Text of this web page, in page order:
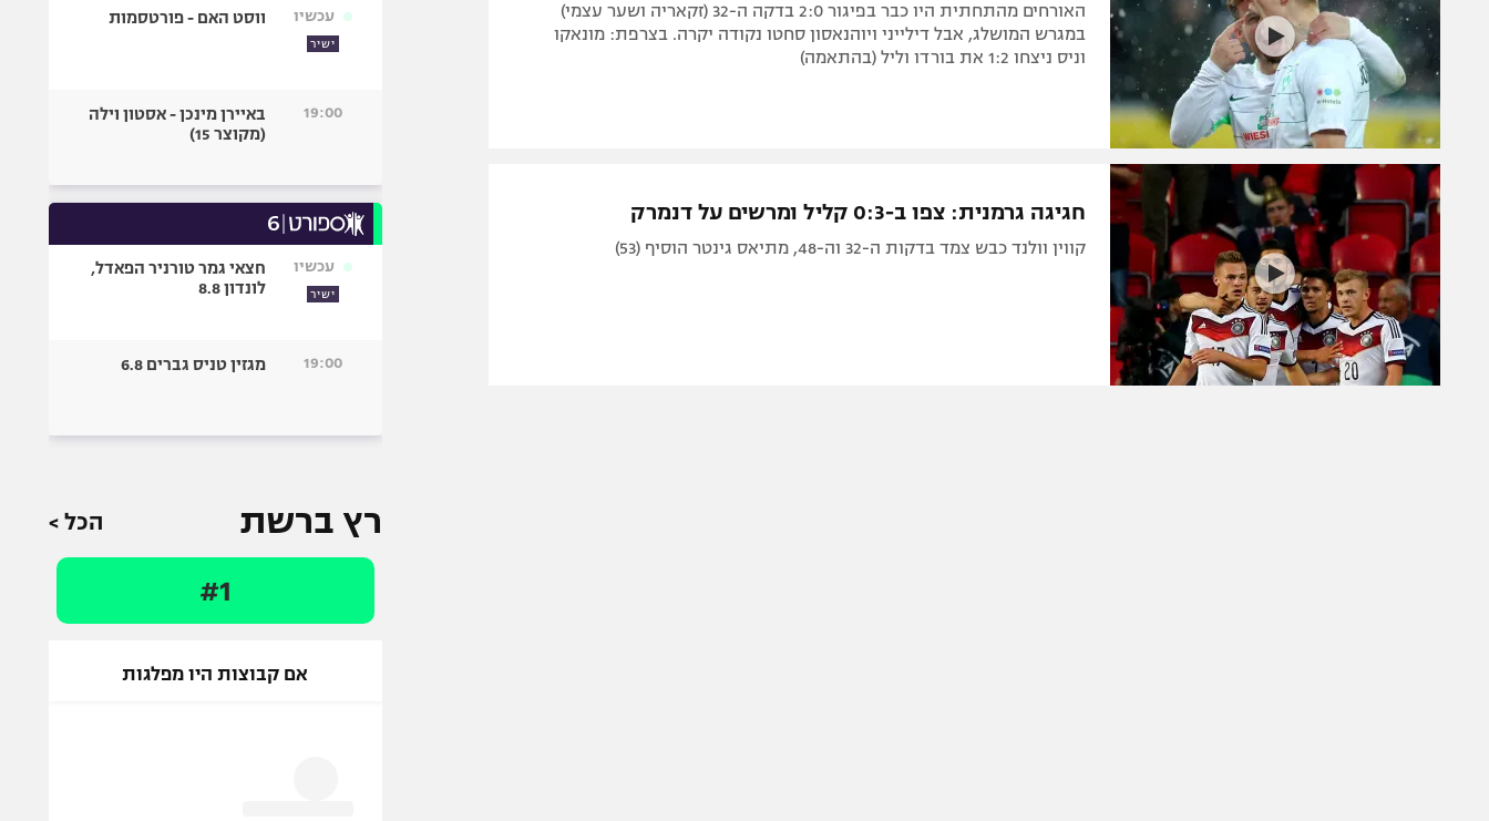
האורחים מהתחתית היו כבר בפיגור 2:0 בדקה ה-32 (זקאריה ושער עצמי)
במגרש המושלג, אבל דילייני ויוהנאסון סחטו נקודה יקרה. בצרפת: מונאקו
וניס ניצחו 1:2 את בורדו וליל (בהתאמה)
חגיגה גרמנית: צפו ב-0:3 קליל ומרשים על דנמרק
קווין וולנד כבש צמד בדקות ה-32 וה-48, מתיאס גינטר הוסיף (53)
עכשיו
ישיר
ווסט האם - פורטסמות
19:00
באיירן מינכן - אסטון וילה
(מקוצר 15)
עכשיו
ישיר
חצאי גמר טורניר הפאדל,
לונדון 8.8
19:00 מגזין טניס גברים 6.8
רץ ברשת הכל >
#1
אם קבוצות היו מפלגות